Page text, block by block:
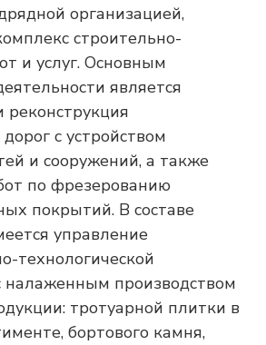
организацией,
строительно-
и услуг. Основным
является
реконструкция
с устройством
и сооружений, а также
по фрезерованию
покрытий. В составе
управление
технологической
налаженным производством
тротуарной плитки в
бортового камня,